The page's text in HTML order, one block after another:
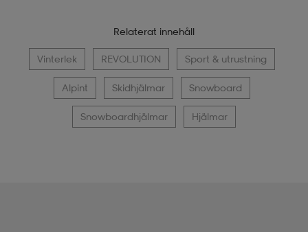
Relaterat innehåll
Vinterlek REVOLUTION Sport & utrustning
Alpint Skidhjälmar Snowboard
Snowboardhjälmar Hjälmar